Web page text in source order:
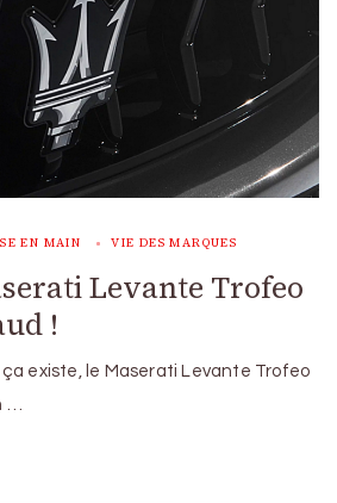
EN MAIN VIE DES MARQUES
Levante Trofeo
!
ça existe, le Maserati Levante Trofeo
…